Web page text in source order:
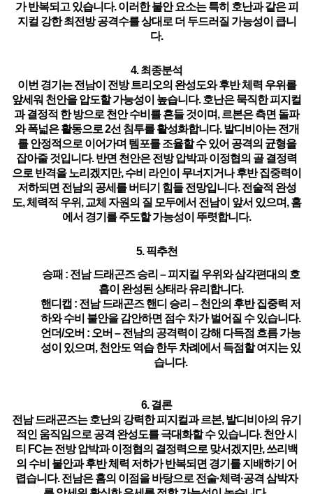
가 반복되고 있습니다. 이러한 불안 요소는 특히 호난과 같은 피
지컬 강한 최전방 공격수를 상대로 더 두드러질 가능성이 큽니
다.
4. 최종분석
이번 경기는 전남이 전방 트리오의 완성도와 후반 체력 우위를
앞세워 천안을 압도할 가능성이 높습니다. 호난은 묵직한 피지컬
과 결정적 한 방으로 천안 수비를 흔들 것이며, 르본은 측면 돌파
와 폭넓은 활동으로 2선 침투를 활성화합니다. 발디비아는 전개
를 안정적으로 이어가며 템포를 조율할 수 있어 공격의 균형을
잡아줄 것입니다. 반면 천안은 전방 압박과 이정협의 골 결정력
으로 반격을 노리겠지만, 수비 라인이 무너지거나 후반 집중력이
저하되면 전남의 공세를 버티기 힘들 전망입니다.전술적 완성
도, 체력적 우위, 교체 자원의 질 모두에서 전남이 앞서 있으며, 홈
에서 경기를 주도할 가능성이 뚜렷합니다.
5. 픽추천
승패 : 전남 드래곤즈 승리 – 피지컬 우위와 삼각편대의 호
흡이 완성된 상태라 유리합니다.
핸디캡 : 전남 드래곤즈 핸디 승리 – 천안의 후반 집중력 저
하와 수비 불안을 감안하면 점수 차가 벌어질 수 있습니다.
언더/오버 : 오버 – 전남의 공격력이 강해 다득점 흐름 가능
성이 있으며, 천안도 역습 한두 차례에서 득점할 여지는 있
습니다.
6. 결론
전남 드래곤즈는 호난의 강력한 피지컬과 르본, 발디비아의 유기
적인 움직임으로 공격 완성도를 극대화할 수 있습니다. 천안 시
티 FC는 전방 압박과 이정협의 결정력으로 맞서겠지만, 쓰리백
의 수비 불안과 후반 체력 저하가 반복되면 경기를 지배하기 어
렵습니다. 전남은 홈의 이점을 바탕으로 전술·체력·공격 삼박자